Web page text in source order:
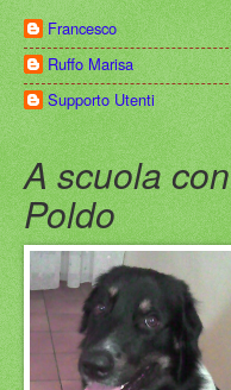
Francesco
Ruffo Marisa
Supporto Utenti
A scuola con
Poldo